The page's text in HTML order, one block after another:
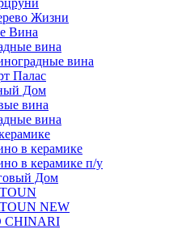
Жизни
Вина
вина
вина
Палас
Дом
вина
вина
в керамике
в керамике п/у
Дом
NEW
CHINARI